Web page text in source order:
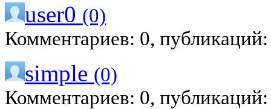
user0 (0)
Комментариев: 0,
simple (0)
Комментариев: 0,